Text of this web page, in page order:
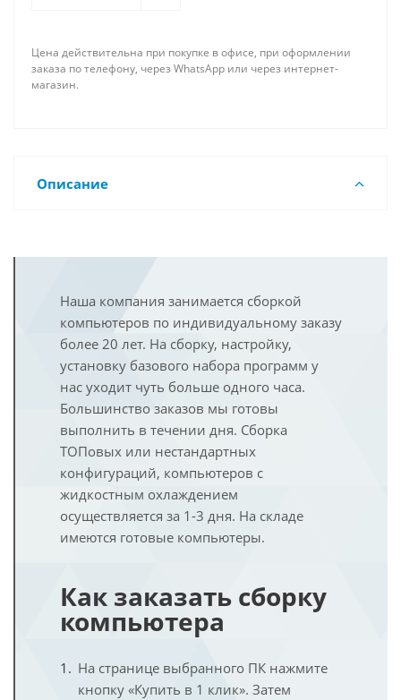
Цена действительна при покупке в офисе, при оформлении
заказа по телефону, через WhatsApp или через интернет-
магазин.
Описание
Наша компания занимается сборкой
компьютеров по индивидуальному заказу
более 20 лет. На сборку, настройку,
установку базового набора программ у
нас уходит чуть больше одного часа.
Большинство заказов мы готовы
выполнить в течении дня. Сборка
ТОПовых или нестандартных
конфигураций, компьютеров с
жидкостным охлаждением
осуществляется за 1-3 дня. На складе
имеются готовые компьютеры.
Как заказать сборку
компьютера
На странице выбранного ПК нажмите
кнопку «Купить в 1 клик». Затем